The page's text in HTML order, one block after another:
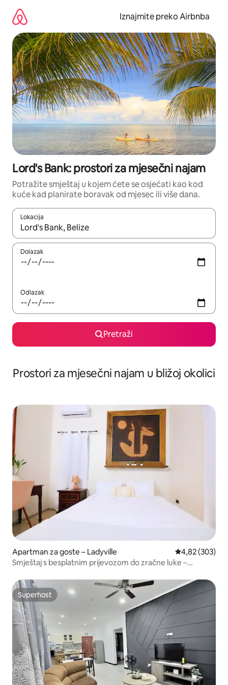
sadržaj
Iznajmite preko Airbnba
Lord's Bank: prostori za mjesečni najam
Potražite smještaj u kojem ćete se osjećati kao kod
kuće kad planirate boravak od mjesec ili više dana.
Lokacija
Kada budu dostupni rezultati, moći ćete ih pregledati
Dolazak
Odlazak
Pretraži
Prostori za mjesečni najam u bližoj okolici
Apartman za goste – Ladyville Prosječna
4,82 (303)
Smještaj s besplatnim prijevozom do zračne luke –
Superhost
Superhost